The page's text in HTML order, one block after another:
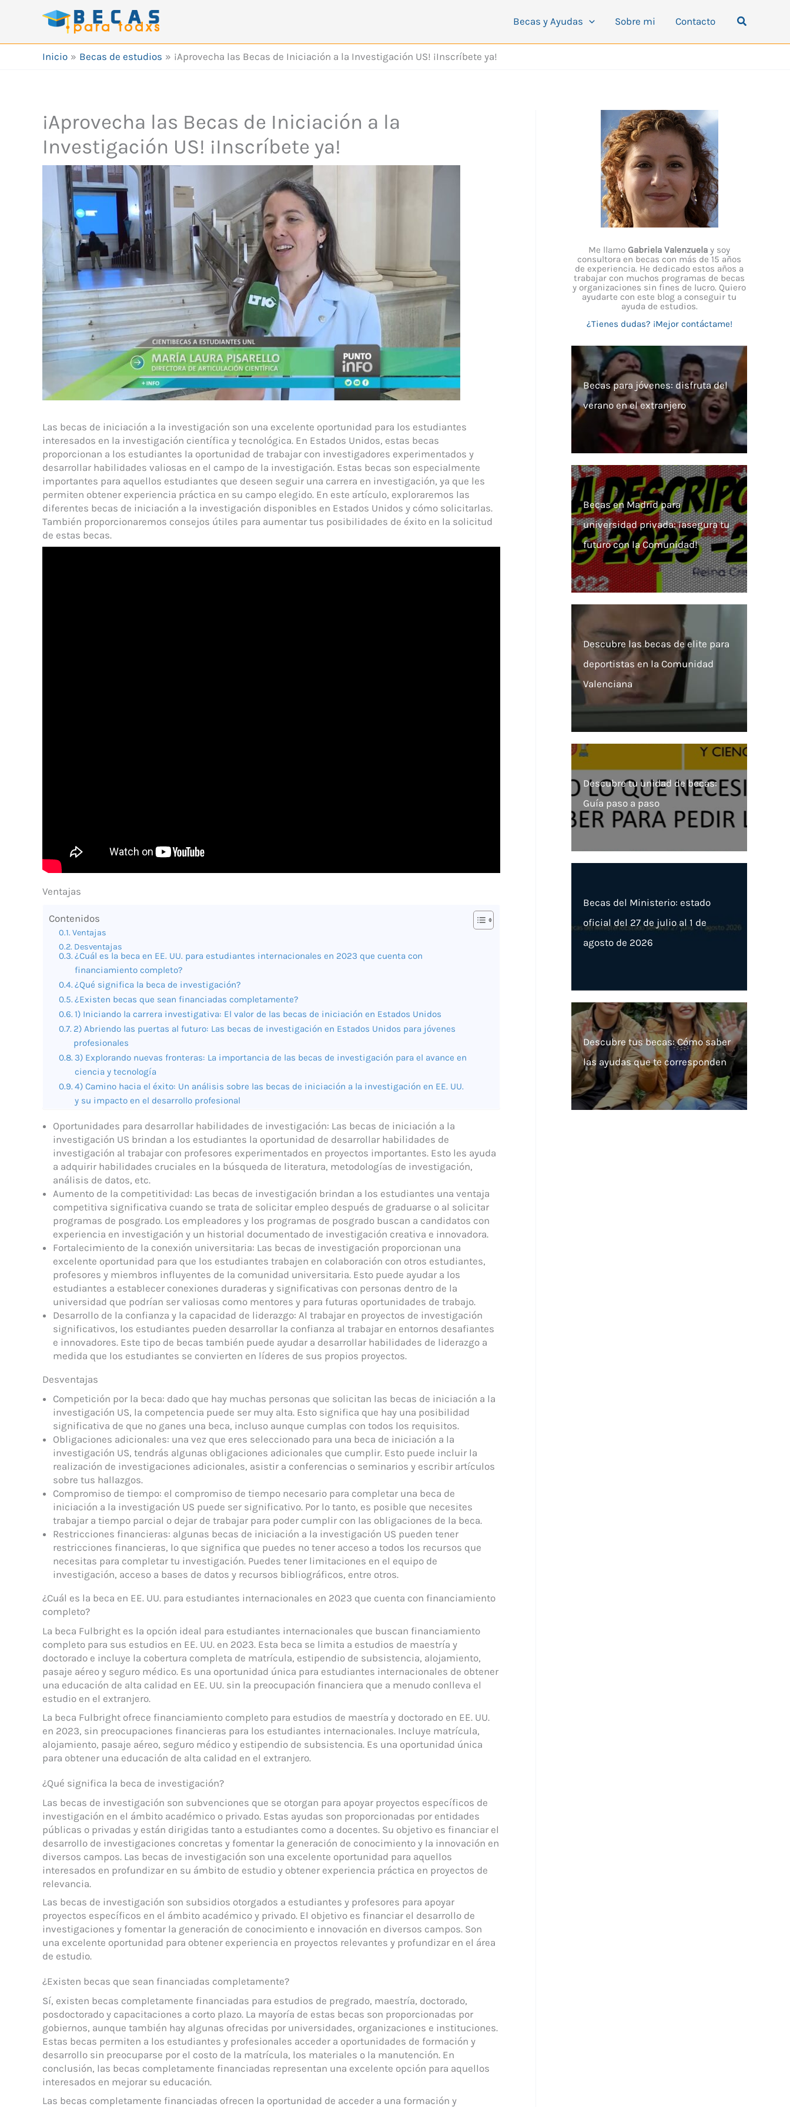
Becas y Ayudas Sobre mi Contacto Buscar
Inicio Becas de estudios ¡Aprovecha las Becas de Iniciación a la Investigación US! ¡Inscríbete ya!
¡Aprovecha las Becas de Iniciación a la
Investigación US! ¡Inscríbete ya!
Las becas de iniciación a la investigación son una excelente oportunidad para los estudiantes
interesados en la investigación científica y tecnológica. En Estados Unidos, estas becas
proporcionan a los estudiantes la oportunidad de trabajar con investigadores experimentados y
desarrollar habilidades valiosas en el campo de la investigación. Estas becas son especialmente
importantes para aquellos estudiantes que deseen seguir una carrera en investigación, ya que les
permiten obtener experiencia práctica en su campo elegido. En este artículo, exploraremos las
diferentes becas de iniciación a la investigación disponibles en Estados Unidos y cómo solicitarlas.
También proporcionaremos consejos útiles para aumentar tus posibilidades de éxito en la solicitud
de estas becas.
Ventajas
Contenidos
Ventajas
Desventajas
¿Cuál es la beca en EE. UU. para estudiantes internacionales en 2023 que cuenta con
financiamiento completo?
¿Qué significa la beca de investigación?
¿Existen becas que sean financiadas completamente?
1) Iniciando la carrera investigativa: El valor de las becas de iniciación en Estados Unidos
2) Abriendo las puertas al futuro: Las becas de investigación en Estados Unidos para jóvenes
profesionales
3) Explorando nuevas fronteras: La importancia de las becas de investigación para el avance en
ciencia y tecnología
4) Camino hacia el éxito: Un análisis sobre las becas de iniciación a la investigación en EE. UU.
y su impacto en el desarrollo profesional
Oportunidades para desarrollar habilidades de investigación: Las becas de iniciación a la
investigación US brindan a los estudiantes la oportunidad de desarrollar habilidades de
investigación al trabajar con profesores experimentados en proyectos importantes. Esto les ayuda
a adquirir habilidades cruciales en la búsqueda de literatura, metodologías de investigación,
análisis de datos, etc.
Aumento de la competitividad: Las becas de investigación brindan a los estudiantes una ventaja
competitiva significativa cuando se trata de solicitar empleo después de graduarse o al solicitar
programas de posgrado. Los empleadores y los programas de posgrado buscan a candidatos con
experiencia en investigación y un historial documentado de investigación creativa e innovadora.
Fortalecimiento de la conexión universitaria: Las becas de investigación proporcionan una
excelente oportunidad para que los estudiantes trabajen en colaboración con otros estudiantes,
profesores y miembros influyentes de la comunidad universitaria. Esto puede ayudar a los
estudiantes a establecer conexiones duraderas y significativas con personas dentro de la
universidad que podrían ser valiosas como mentores y para futuras oportunidades de trabajo.
Desarrollo de la confianza y la capacidad de liderazgo: Al trabajar en proyectos de investigación
significativos, los estudiantes pueden desarrollar la confianza al trabajar en entornos desafiantes
e innovadores. Este tipo de becas también puede ayudar a desarrollar habilidades de liderazgo a
medida que los estudiantes se convierten en líderes de sus propios proyectos.
Desventajas
Competición por la beca: dado que hay muchas personas que solicitan las becas de iniciación a la
investigación US, la competencia puede ser muy alta. Esto significa que hay una posibilidad
significativa de que no ganes una beca, incluso aunque cumplas con todos los requisitos.
Obligaciones adicionales: una vez que eres seleccionado para una beca de iniciación a la
investigación US, tendrás algunas obligaciones adicionales que cumplir. Esto puede incluir la
realización de investigaciones adicionales, asistir a conferencias o seminarios y escribir artículos
sobre tus hallazgos.
Compromiso de tiempo: el compromiso de tiempo necesario para completar una beca de
iniciación a la investigación US puede ser significativo. Por lo tanto, es posible que necesites
trabajar a tiempo parcial o dejar de trabajar para poder cumplir con las obligaciones de la beca.
Restricciones financieras: algunas becas de iniciación a la investigación US pueden tener
restricciones financieras, lo que significa que puedes no tener acceso a todos los recursos que
necesitas para completar tu investigación. Puedes tener limitaciones en el equipo de
investigación, acceso a bases de datos y recursos bibliográficos, entre otros.
¿Cuál es la beca en EE. UU. para estudiantes internacionales en 2023 que cuenta con financiamiento
completo?
La beca Fulbright es la opción ideal para estudiantes internacionales que buscan financiamiento
completo para sus estudios en EE. UU. en 2023. Esta beca se limita a estudios de maestría y
doctorado e incluye la cobertura completa de matrícula, estipendio de subsistencia, alojamiento,
pasaje aéreo y seguro médico. Es una oportunidad única para estudiantes internacionales de obtener
una educación de alta calidad en EE. UU. sin la preocupación financiera que a menudo conlleva el
estudio en el extranjero.
La beca Fulbright ofrece financiamiento completo para estudios de maestría y doctorado en EE. UU.
en 2023, sin preocupaciones financieras para los estudiantes internacionales. Incluye matrícula,
alojamiento, pasaje aéreo, seguro médico y estipendio de subsistencia. Es una oportunidad única
para obtener una educación de alta calidad en el extranjero.
¿Qué significa la beca de investigación?
Las becas de investigación son subvenciones que se otorgan para apoyar proyectos específicos de
investigación en el ámbito académico o privado. Estas ayudas son proporcionadas por entidades
públicas o privadas y están dirigidas tanto a estudiantes como a docentes. Su objetivo es financiar el
desarrollo de investigaciones concretas y fomentar la generación de conocimiento y la innovación en
diversos campos. Las becas de investigación son una excelente oportunidad para aquellos
interesados en profundizar en su ámbito de estudio y obtener experiencia práctica en proyectos de
relevancia.
Las becas de investigación son subsidios otorgados a estudiantes y profesores para apoyar
proyectos específicos en el ámbito académico y privado. El objetivo es financiar el desarrollo de
investigaciones y fomentar la generación de conocimiento e innovación en diversos campos. Son
una excelente oportunidad para obtener experiencia en proyectos relevantes y profundizar en el área
de estudio.
¿Existen becas que sean financiadas completamente?
Sí, existen becas completamente financiadas para estudios de pregrado, maestría, doctorado,
posdoctorado y capacitaciones a corto plazo. La mayoría de estas becas son proporcionadas por
gobiernos, aunque también hay algunas ofrecidas por universidades, organizaciones e instituciones.
Estas becas permiten a los estudiantes y profesionales acceder a oportunidades de formación y
desarrollo sin preocuparse por el costo de la matrícula, los materiales o la manutención. En
conclusión, las becas completamente financiadas representan una excelente opción para aquellos
interesados en mejorar su educación.
Las becas completamente financiadas ofrecen la oportunidad de acceder a una formación y
Me llamo Gabriela Valenzuela y soy
consultora en becas con más de 15 años
de experiencia. He dedicado estos años a
trabajar con muchos programas de becas
y organizaciones sin fines de lucro. Quiero
ayudarte con este blog a conseguir tu
ayuda de estudios.
¿Tienes dudas? ¡Mejor contáctame!
Becas para jóvenes: disfruta del
verano en el extranjero
Becas en Madrid para
universidad privada: ¡asegura tu
futuro con la Comunidad!
Descubre las becas de elite para
deportistas en la Comunidad
Valenciana
Descubre tu unidad de becas:
Guía paso a paso
Becas del Ministerio: estado
oficial del 27 de julio al 1 de
agosto de 2026
Descubre tus becas: Cómo saber
las ayudas que te corresponden